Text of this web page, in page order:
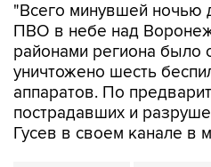
"Всего минувшей ночью
ПВО в небе над
районами региона было
уничтожено шесть
аппаратов. По
пострадавших и
Гусев в своем канале в